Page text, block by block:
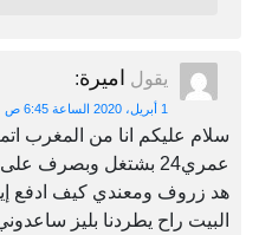
يقول اميرة:
1 أبريل، 2020 الساعة 6:45 ص
سلام عليكم انا من المغرب
عمري24 بشتغل
هد زروف ومعندي كيف ادفع
البيت راح يطردنا بليز